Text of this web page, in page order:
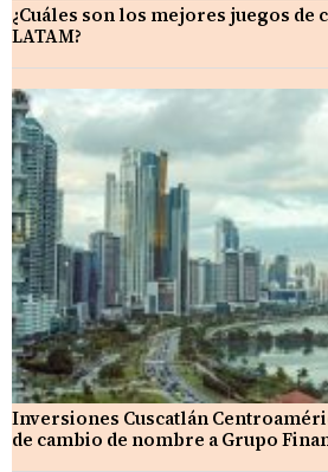
¿Cuáles son los mejores juegos de
LATAM?
Inversiones Cuscatlán
de cambio de nombre a Grupo